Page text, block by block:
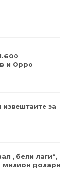
и Oppo
извештаите за
„бели лаги“,
милион долари